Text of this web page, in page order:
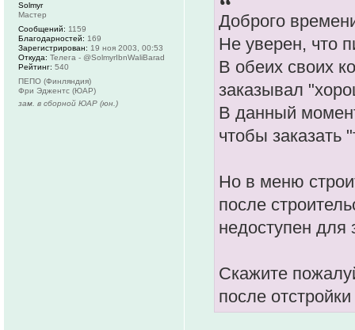
Доброго
Не уверен, что
В обеих своих
заказывал
В данный
чтобы заказать
Но в меню
после
недоступен для
Скажите
после
Solmyr
Мастер
Сообщений: 1159
Благодарностей: 169
Зарегистрирован: 19 ноя 2003, 00:53
Откуда: Телега - @SolmyrIbnWaliBarad
Рейтинг: 540
ПЕПО (Финляндия)
Фри Эджентс (ЮАР)
зам. в сборной ЮАР (юн.)